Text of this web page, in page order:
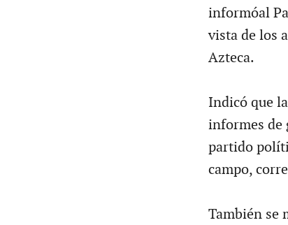
informóal
vista de los
Azteca.
Indicó que
informes de
partido
campo,
También se